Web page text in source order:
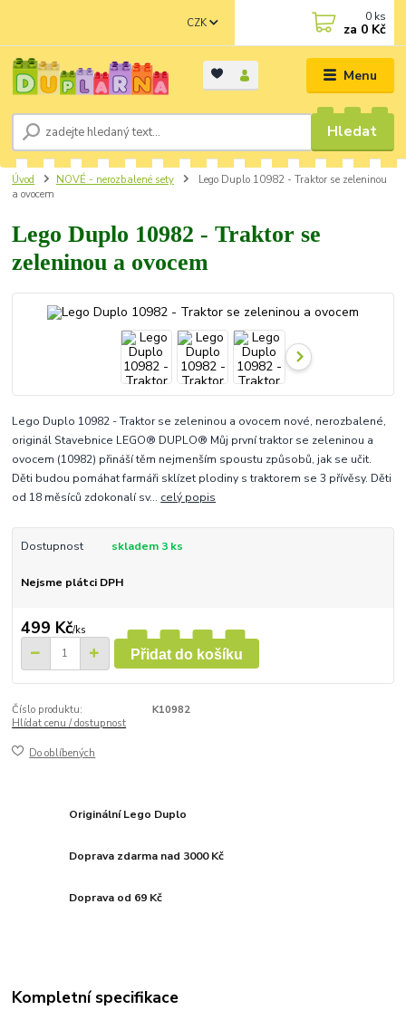
Menu
CZK
Hledat
0 ks
za 0 Kč
Úvod NOVÉ - nerozbalené sety
Lego Duplo 10982 - Traktor se zeleninou
a ovocem
Lego Duplo 10982 - Traktor se
zeleninou a ovocem
Lego Duplo 10982 - Traktor se zeleninou a ovocem nové, nerozbalené,
originál Stavebnice LEGO® DUPLO® Můj první traktor se zeleninou a
ovocem (10982) přináší těm nejmenším spoustu způsobů, jak se učit.
Děti budou pomáhat farmáři sklízet plodiny s traktorem se 3 přívěsy. Děti
od 18 měsíců zdokonalí sv... celý popis
Dostupnost skladem 3 ks
Nejsme plátci DPH
499 Kč/ks
Přidat do košíku
Číslo produktu:
K10982
Hlídat cenu / dostupnost
Do oblíbených
Originální Lego Duplo
Doprava zdarma nad 3000 Kč
Doprava od 69 Kč
Kompletní specifikace